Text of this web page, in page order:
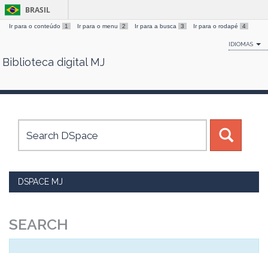
Skip
BRASIL
Ir para o conteúdo 1 Ir para o menu 2 Ir para a busca 3 Ir para o rodapé 4
IDIOMAS
Biblioteca digital MJ
DSPACE MJ
SEARCH